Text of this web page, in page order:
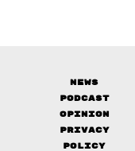
News
Podcast
Opinion
Privacy
Policy